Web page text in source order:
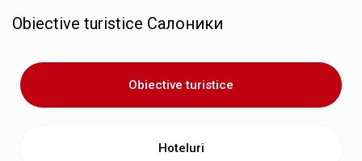
Obiective turistice Салоники
Obiective turistice
Hoteluri